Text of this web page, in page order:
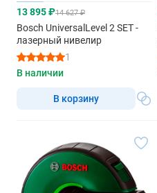
13 895 ₽14 627 ₽
Bosch UniversalLevel 2 SET -
лазерный нивелир
1
В наличии
В корзину